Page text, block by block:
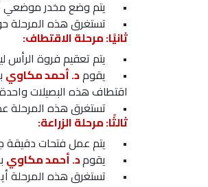
•
يتم وضع مخدر موضعي
•
تستغرق هذه المرحلة
ثانيًا: مرحلة الاقتطاف:
•
يتم تعقيم فروة الرأس
•
يقومد. أحمد مكاوي
اقتطاف هذه البصيلات
•
تستغرق هذه المرحلة
ثالثًا: مرحلة الزراعة:
•
يتم عمل فتحات دقيقة
•
يقومد. أحمد مكاوي
•
تستغرق هذه المرحلة